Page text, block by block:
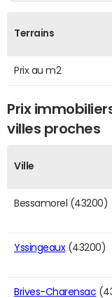
Terrains
Prix au m2
Prix
villes proches
Ville
Bessamorel (43200)
Yssingeaux(43200)
Brives-Charensac